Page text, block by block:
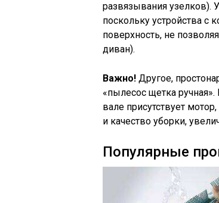
развязывания узелков).
поскольку устройства
поверхность, не
диван).
Важно! Другое,
«пылесос щетка
вале присутствует
и качество уборки,
Популярные